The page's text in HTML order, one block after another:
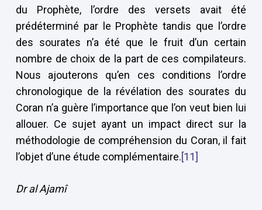
du Prophète, l’ordre des versets avait été
prédéterminé par le Prophète tandis que l’ordre
des sourates n’a été que le fruit d’un certain
nombre de choix de la part de ces compilateurs.
Nous ajouterons qu’en ces conditions l’ordre
chronologique de la révélation des sourates du
Coran n’a guère l’importance que l’on veut bien lui
allouer. Ce sujet ayant un impact direct sur la
méthodologie de compréhension du Coran, il fait
l’objet d’une étude complémentaire.[11]
Dr al Ajamî